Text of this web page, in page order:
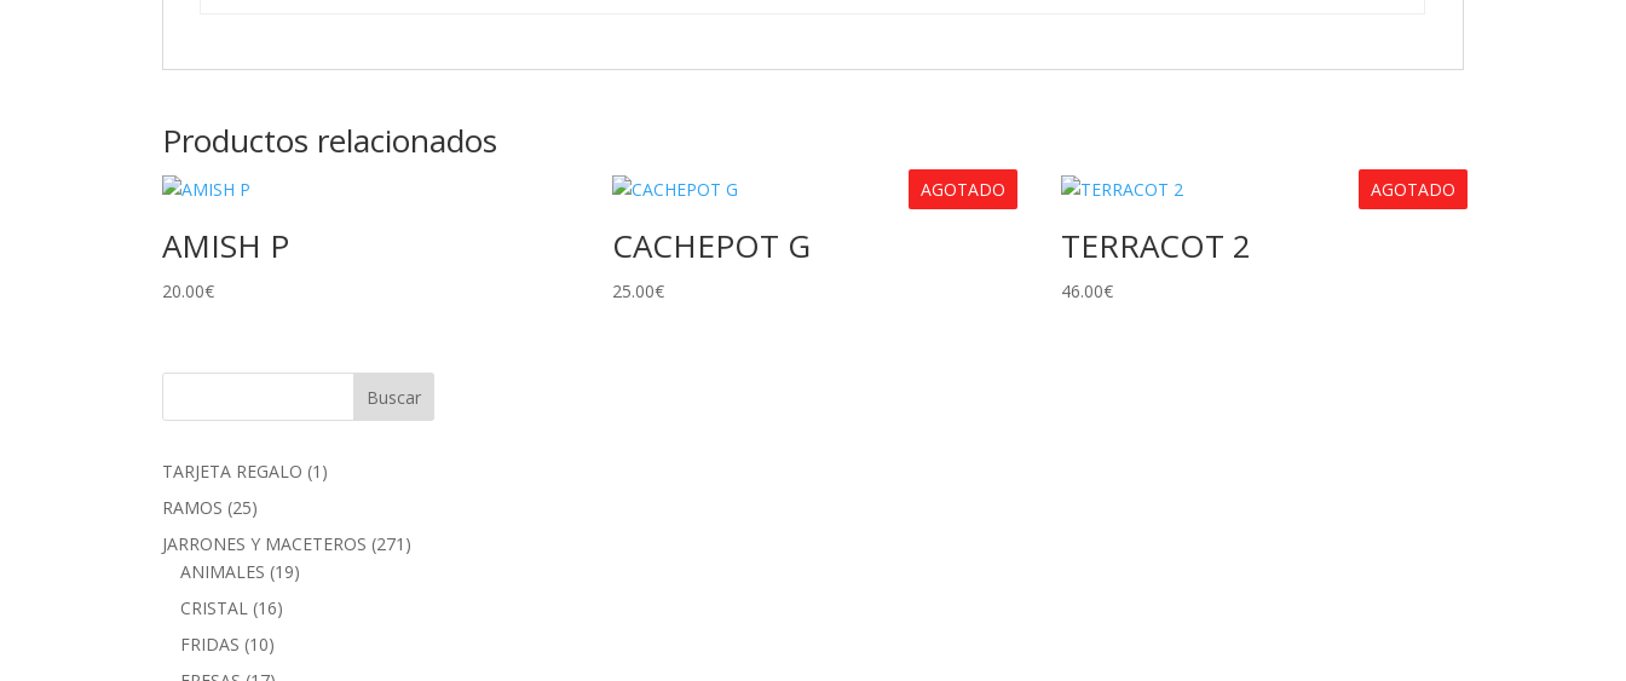
Productos relacionados
AMISH P
20.00€
AGOTADO
CACHEPOT G
25.00€
AGOTADO
TERRACOT 2
46.00€
TARJETA REGALO 1 1
RAMOS 2525
productos
JARRONES Y MACETEROS 271 271
ANIMALES 1919
CRISTAL 1616
FRIDAS 1010
productos